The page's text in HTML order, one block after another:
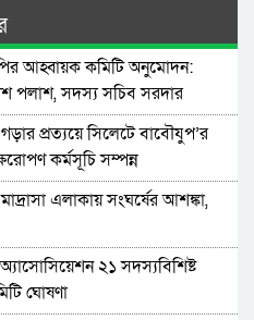
আহ্বায়ক কমিটি অনুমোদন:
পলাশ, সদস্য সচিব সরদার
প্রত্যয়ে সিলেটে বাবৌযুপ’র
কর্মসূচি সম্পন্ন
এলাকায় সংঘর্ষের আশঙ্কা,
২১ সদস্যবিশিষ্ট
ঘোষণা